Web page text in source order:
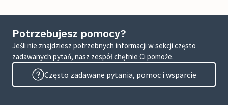
Potrzebujesz pomocy?
Jeśli nie znajdziesz potrzebnych informacji w sekcji często
zadawanych pytań, nasz zespół chętnie Ci pomoże.
Często zadawane pytania, pomoc i wsparcie